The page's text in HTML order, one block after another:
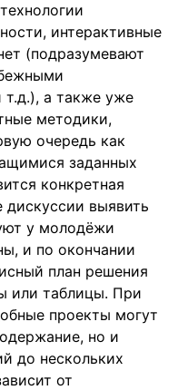
интерактивные
(подразумевают
т.д.), а также уже
методики,
очередь как
заданных
конкретная
дискуссии выявить
у молодёжи
и по окончании
план решения
или таблицы. При
проекты могут
но и
до нескольких
от